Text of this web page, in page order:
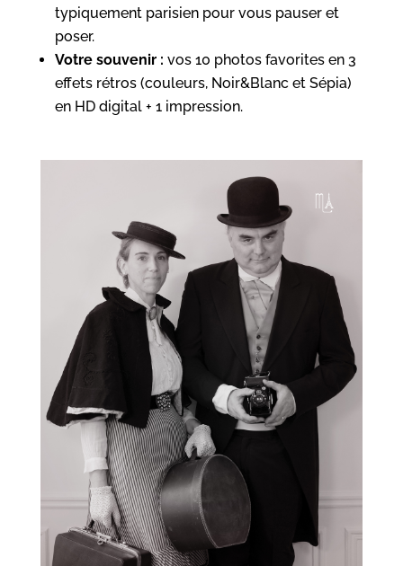
typiquement parisien pour vous pauser et
poser.
Votre souvenir : vos 10 photos favorites en 3
effets rétros (couleurs, Noir&Blanc et Sépia)
en HD digital + 1 impression.